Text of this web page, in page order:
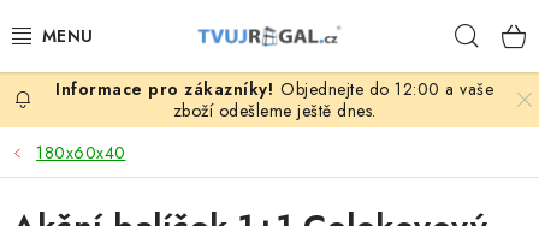
na
ZBOŽÍ ZA NÁKUPNÍ CENY
REGÁLY PODLE ROZMĚRŮ MATERIÁLU A SÉRIÍ
Objednejte do 12:00 a vaše
zboží odešleme ještě dnes.
180x60x40